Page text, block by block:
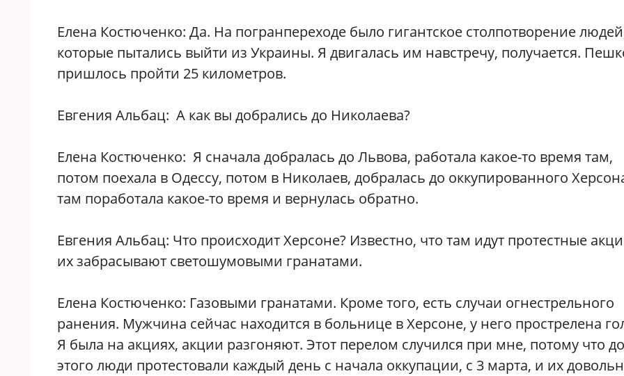
Елена Костюченко: Да. На погранпереходе было гигантское столпотворение
которые пытались выйти из Украины. Я двигалась им навстречу, получается.
пришлось пройти 25 километров.
Евгения Альбац: А как вы добрались до Николаева?
Елена Костюченко: Я сначала добралась до Львова, работала какое-то время там,
потом поехала в Одессу, потом в Николаев, добралась до оккупированного
там поработала какое-то время и вернулась обратно.
Евгения Альбац: Что происходит Херсоне? Известно, что там идут протестные
их забрасывают светошумовыми гранатами.
Елена Костюченко: Газовыми гранатами. Кроме того, есть случаи огнестрельного
ранения. Мужчина сейчас находится в больнице в Херсоне, у него прострелена
Я была на акциях, акции разгоняют. Этот перелом случился при мне, потому что до
этого люди протестовали каждый день с начала оккупации, с 3 марта, и их